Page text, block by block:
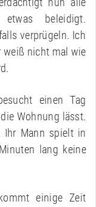
beleidigt.
verprügeln. Ich
weiß nicht mal wie
einen Tag
Wohnung lässt.
Ihr Mann spielt in
lang keine
einige Zeit